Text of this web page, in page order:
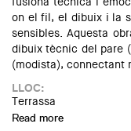
on el fil, el dibuix i la
sensibles. Aquesta
dibuix tècnic del pare
(modista), connectant
LLOC:
Terrassa
Read more